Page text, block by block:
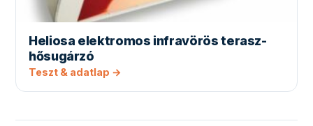
Heliosa elektromos infravörös terasz-
hősugárzó
Teszt & adatlap →